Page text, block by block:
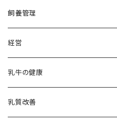
飼養管理
経営
乳牛の健康
乳質改善